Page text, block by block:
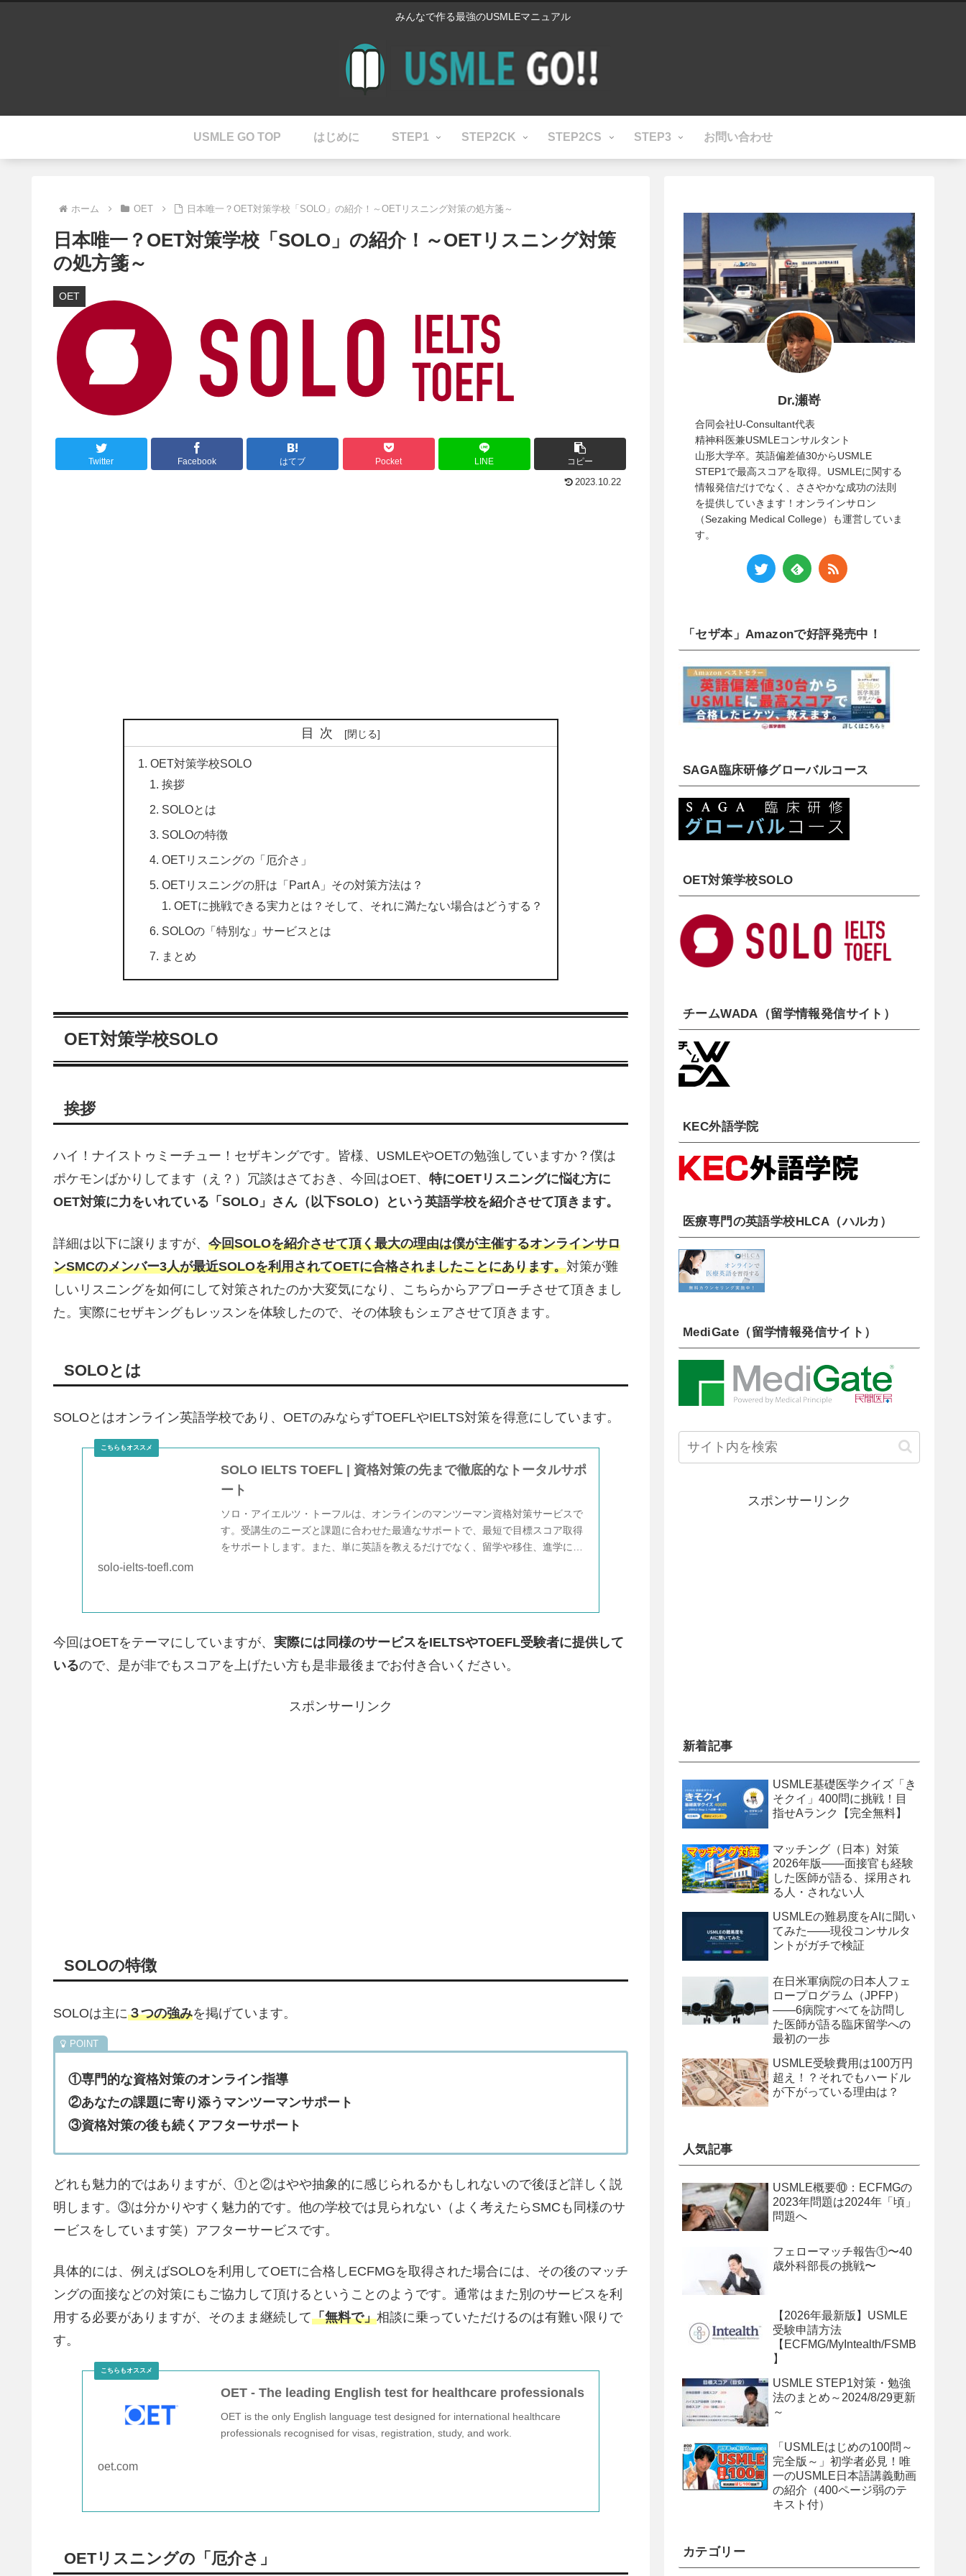
みんなで作る最強のUSMLEマニュアル
USMLE GO TOP はじめに STEP1 STEP2CK STEP2CS STEP3 お問い合わせ
ホーム OET 日本唯一？OET対策学校「SOLO」の紹介！～OETリスニング対策の処方箋～
日本唯一？OET対策学校「SOLO」の紹介！～OETリスニング対策
の処方箋～
OET
Twitter Facebook はてブ Pocket LINE コピー
2023.10.22
目次
OET対策学校SOLO
挨拶
SOLOとは
SOLOの特徴
OETリスニングの「厄介さ」
OETリスニングの肝は「Part A」その対策方法は？
OETに挑戦できる実力とは？そして、それに満たない場合はどうする？
SOLOの「特別な」サービスとは
まとめ
OET対策学校SOLO
挨拶
ハイ！ナイストゥミーチュー！セザキングです。皆様、USMLEやOETの勉強していますか？僕は
ポケモンばかりしてます（え？）冗談はさておき、今回はOET、 特にOETリスニングに悩む方に
OET対策に力をいれている「SOLO」さん（以下SOLO）という英語学校を紹介させて頂きます。
詳細は以下に譲りますが、 今回SOLOを紹介させて頂く最大の理由は僕が主催するオンラインサロ
ンSMCのメンバー3人が最近SOLOを利用されてOETに合格されましたことにあります。対策が難
しいリスニングを如何にして対策されたのか大変気になり、こちらからアプローチさせて頂きまし
た。実際にセザキングもレッスンを体験したので、その体験もシェアさせて頂きます。
SOLOとは
SOLOとはオンライン英語学校であり、OETのみならずTOEFLやIELTS対策を得意にしています。
SOLO IELTS TOEFL | 資格対策の先まで徹底的なトータルサポ
ート
ソロ・アイエルツ・トーフルは、オンラインのマンツーマン資格対策サービスで
す。受講生のニーズと課題に合わせた最適なサポートで、最短で目標スコア取得
をサポートします。また、単に英語を教えるだけでなく、留学や移住、進学に至
solo-ielts-toefl.com
今回はOETをテーマにしていますが、 実際には同様のサービスをIELTSやTOEFL受験者に提供して
いるので、是が非でもスコアを上げたい方も是非最後までお付き合いください。
スポンサーリンク
SOLOの特徴
SOLOは主に３つの強みを掲げています。
①専門的な資格対策のオンライン指導
②あなたの課題に寄り添うマンツーマンサポート
③資格対策の後も続くアフターサポート
どれも魅力的ではありますが、①と②はやや抽象的に感じられるかもしれないので後ほど詳しく説
明します。③は分かりやすく魅力的です。他の学校では見られない（よく考えたらSMCも同様のサ
ービスをしています笑）アフターサービスです。
具体的には、例えばSOLOを利用してOETに合格しECFMGを取得された場合には、その後のマッチ
ングの面接などの対策にもご協力して頂けるということのようです。通常はまた別のサービスを利
用する必要がありますが、そのまま継続して「無料で」相談に乗っていただけるのは有難い限りで
す。
OET - The leading English test for healthcare professionals
OET is the only English language test designed for international healthcare
professionals recognised for visas, registration, study, and work.
oet.com
OETリスニングの「厄介さ」
Dr.瀬嵜
合同会社U-Consultant代表
精神科医兼USMLEコンサルタント
山形大学卒。英語偏差値30からUSMLE
STEP1で最高スコアを取得。USMLEに関する
情報発信だけでなく、ささやかな成功の法則
を提供していきます！オンラインサロン
（Sezaking Medical College）も運営していま
す。
「セザ本」Amazonで好評発売中！
SAGA臨床研修グローバルコース
OET対策学校SOLO
チームWADA（留学情報発信サイト）
KEC外語学院
医療専門の英語学校HLCA（ハルカ）
MediGate（留学情報発信サイト）
スポンサーリンク
新着記事
USMLE基礎医学クイズ「き
そクイ」400問に挑戦！目
指せAランク【完全無料】
マッチング（日本）対策
2026年版——面接官も経験
した医師が語る、採用され
る人・されない人
USMLEの難易度をAIに聞い
てみた——現役コンサルタ
ントがガチで検証
在日米軍病院の日本人フェ
ロープログラム（JPFP）
——6病院すべてを訪問し
た医師が語る臨床留学への
最初の一歩
USMLE受験費用は100万円
超え！？それでもハードル
が下がっている理由は？
人気記事
USMLE概要⑩：ECFMGの
2023年問題は2024年「頃」
問題へ
フェローマッチ報告①〜40
歳外科部長の挑戦〜
【2026年最新版】USMLE
受験申請方法
【ECFMG/MyIntealth/FSMB
】
USMLE STEP1対策・勉強
法のまとめ～2024/8/29更新
～
「USMLEはじめの100問～
完全版～」初学者必見！唯
一のUSMLE日本語講義動画
の紹介（400ページ弱のテ
キスト付）
カテゴリー